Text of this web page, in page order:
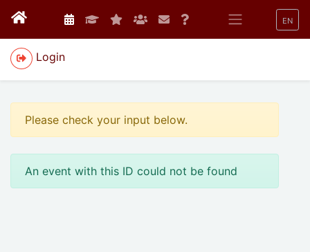
EN
Login
Please check your input below.
An event with this ID could not be found